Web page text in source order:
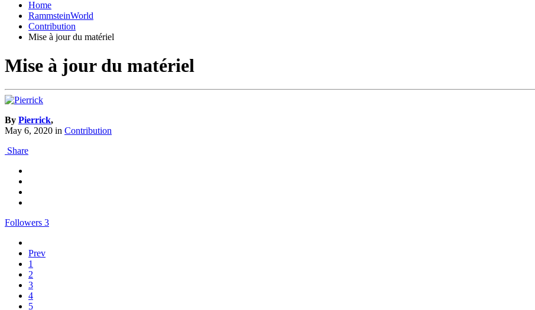
Home
RammsteinWorld
Contribution
Mise à jour du matériel
Mise à jour du matériel
By Pierrick,
May 6, 2020 in Contribution
Share
Followers 3
Prev
1
2
3
4
5